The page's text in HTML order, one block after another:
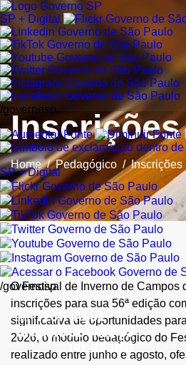
SP + Digital
/governosp
SP + Digital
/governosp
Inscrições
Home / Pedagógico / Inscrições
O Festival de Inverno de Campos
inscrições para sua 56ª edição
significativa de oportunidades
2026, o módulo pedagógico do
realizado entre junho e agosto,